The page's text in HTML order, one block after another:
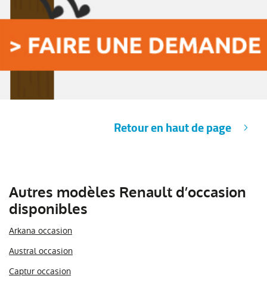
Retour en haut de page
Autres modèles Renault d’occasion
disponibles
Arkana occasion
Austral occasion
Captur occasion